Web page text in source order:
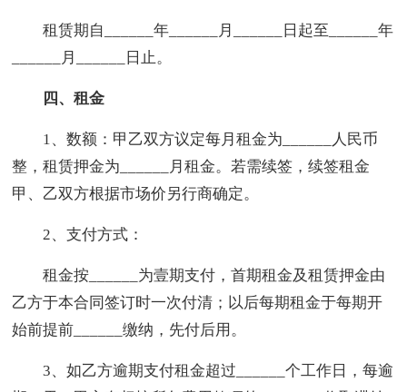
租赁期自______年______月______日起至______年
______月______日止。
四、租金
1、数额：甲乙双方议定每月租金为______人民币
整，租赁押金为______月租金。若需续签，续签租金
甲、乙双方根据市场价另行商确定。
2、支付方式：
租金按______为壹期支付，首期租金及租赁押金由
乙方于本合同签订时一次付清；以后每期租金于每期开
始前提前______缴纳，先付后用。
3、如乙方逾期支付租金超过______个工作日，每逾